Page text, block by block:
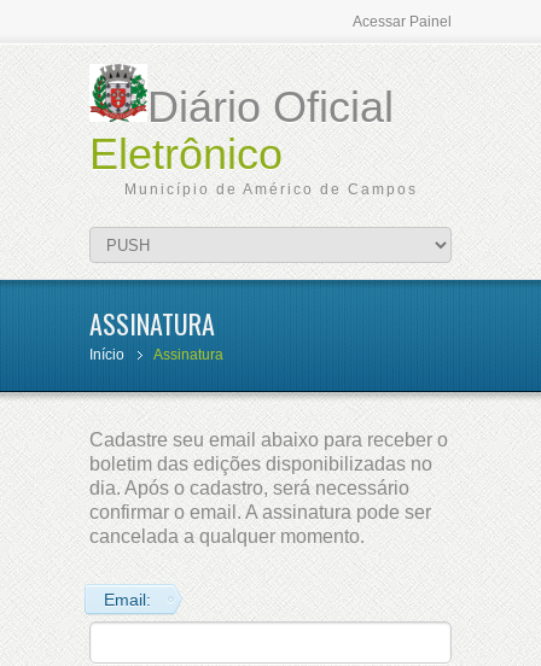
Acessar Painel
Diário Oficial
Eletrônico
Município de Américo de Campos
ASSINATURA
Início Assinatura
Cadastre seu email abaixo para receber o
boletim das edições disponibilizadas no
dia. Após o cadastro, será necessário
confirmar o email. A assinatura pode ser
cancelada a qualquer momento.
Email: